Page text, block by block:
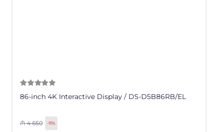
86-inch 4K Interactive Display / DS-D5B86RB/EL
₼4 650 -11%